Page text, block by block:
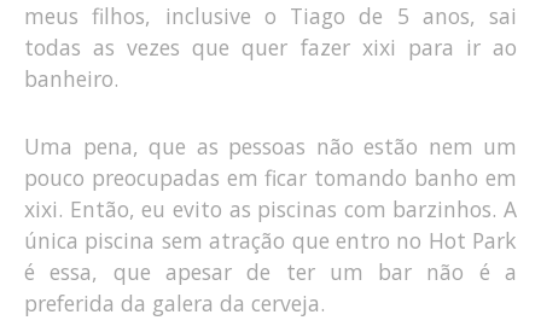
meus filhos, inclusive o Tiago de 5 anos, sai
todas as vezes que quer fazer xixi para ir ao
banheiro.
Uma pena, que as pessoas não estão nem um
pouco preocupadas em ficar tomando banho em
xixi. Então, eu evito as piscinas com barzinhos. A
única piscina sem atração que entro no Hot Park
é essa, que apesar de ter um bar não é a
preferida da galera da cerveja.